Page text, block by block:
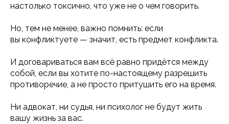
настолько токсично, что уже не о чем говорить.
Но, тем не менее, важно помнить: если
вы конфликтуете — значит, есть предмет конфликта.
И договариваться вам всё равно придётся между
собой, если вы хотите по-настоящему разрешить
противоречие, а не просто притушить его на время.
Ни адвокат, ни судья, ни психолог не будут жить
вашу жизнь за вас.